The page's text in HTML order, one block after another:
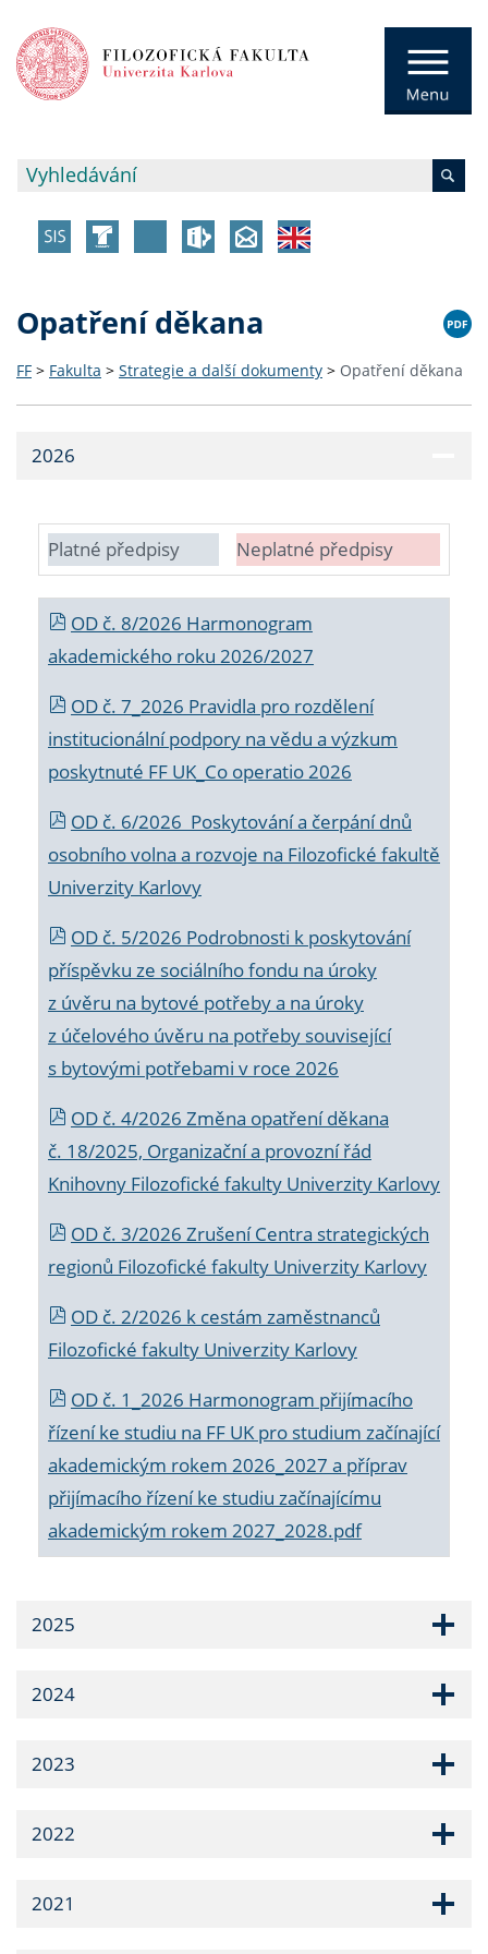
Opatření děkana
FF > Fakulta > Strategie a další dokumenty > Opatření děkana
2026
Platné předpisy Neplatné předpisy
OD č. 8/2026 Harmonogram
akademického roku 2026/2027
OD č. 7_2026 Pravidla pro rozdělení
institucionální podpory na vědu a výzkum
poskytnuté FF UK_Co operatio 2026
OD č. 6/2026 Poskytování a čerpání dnů
osobního volna a rozvoje na Filozofické fakultě
Univerzity Karlovy
OD č. 5/2026 Podrobnosti k poskytování
příspěvku ze sociálního fondu na úroky
z úvěru na bytové potřeby a na úroky
z účelového úvěru na potřeby související
s bytovými potřebami v roce 2026
OD č. 4/2026 Změna opatření děkana
č. 18/2025, Organizační a provozní řád
Knihovny Filozofické fakulty Univerzity Karlovy
OD č. 3/2026 Zrušení Centra strategických
regionů Filozofické fakulty Univerzity Karlovy
OD č. 2/2026 k cestám zaměstnanců
Filozofické fakulty Univerzity Karlovy
OD č. 1_2026 Harmonogram přijímacího
řízení ke studiu na FF UK pro studium začínající
akademickým rokem 2026_2027 a příprav
přijímacího řízení ke studiu začínajícímu
akademickým rokem 2027_2028.pdf
2025
2024
2023
2022
2021